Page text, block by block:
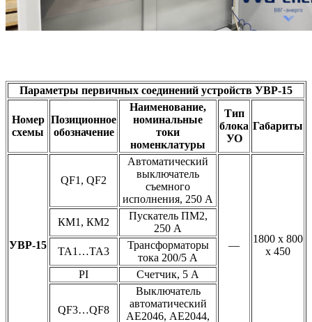
Параметры первичных соединений устройств УВР-15
Номер
схемы
Позиционное
обозначение
Наименование,
номинальные
токи
номенклатуры
Тип
блока
УО
Габариты
УВР-15
QF1, QF2
Автоматический
выключатель
съемного
исполнения, 250 А
—
1800 x 800
x 450
КМ1, КМ2
Пускатель ПМ2,
250 А
ТА1…ТА3
Трансформаторы
тока 200/5 А
PI
Счетчик, 5 А
QF3…QF8
Выключатель
автоматический
АЕ2046, АЕ2044,